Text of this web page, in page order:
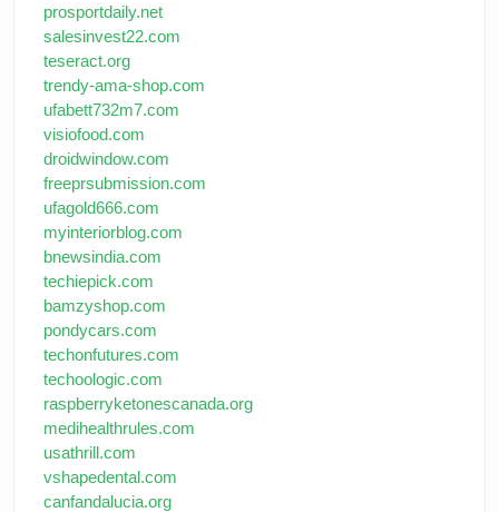
prosportdaily.net
salesinvest22.com
teseract.org
trendy-ama-shop.com
ufabett732m7.com
visiofood.com
droidwindow.com
freeprsubmission.com
ufagold666.com
myinteriorblog.com
bnewsindia.com
techiepick.com
bamzyshop.com
pondycars.com
techonfutures.com
techoologic.com
raspberryketonescanada.org
medihealthrules.com
usathrill.com
vshapedental.com
canfandalucia.org